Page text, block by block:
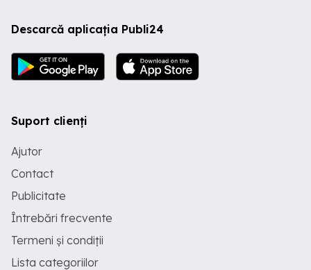
Descarcă aplicația Publi24
Suport clienți
Ajutor
Contact
Publicitate
Întrebări frecvente
Termeni și condiții
Lista categoriilor